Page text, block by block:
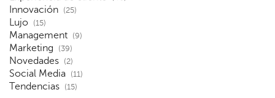
Innovación (25)
Lujo (15)
Management (9)
Marketing (39)
Novedades (2)
Social Media (11)
Tendencias (15)